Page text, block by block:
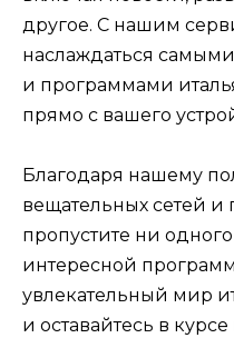
другое. С нашим
наслаждаться
и программами
прямо с вашего
Благодаря нашему
вещательных сетей и
пропустите ни
интересной
увлекательный мир
и оставайтесь в